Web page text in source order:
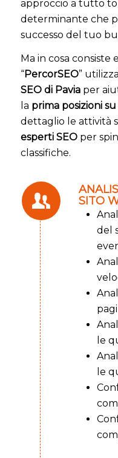
approccio a tutto
determinante che
successo del tuo
Ma in cosa
“PercorSEO”
SEO di Paviaper
la prima posizioni
dettaglio le attività
esperti SEOper
classifiche.
SITO
del
le
le